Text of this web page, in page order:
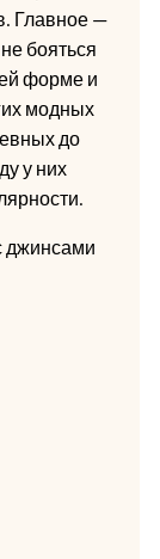
Главное —
бояться
форме и
модных
до
у них
джинсами